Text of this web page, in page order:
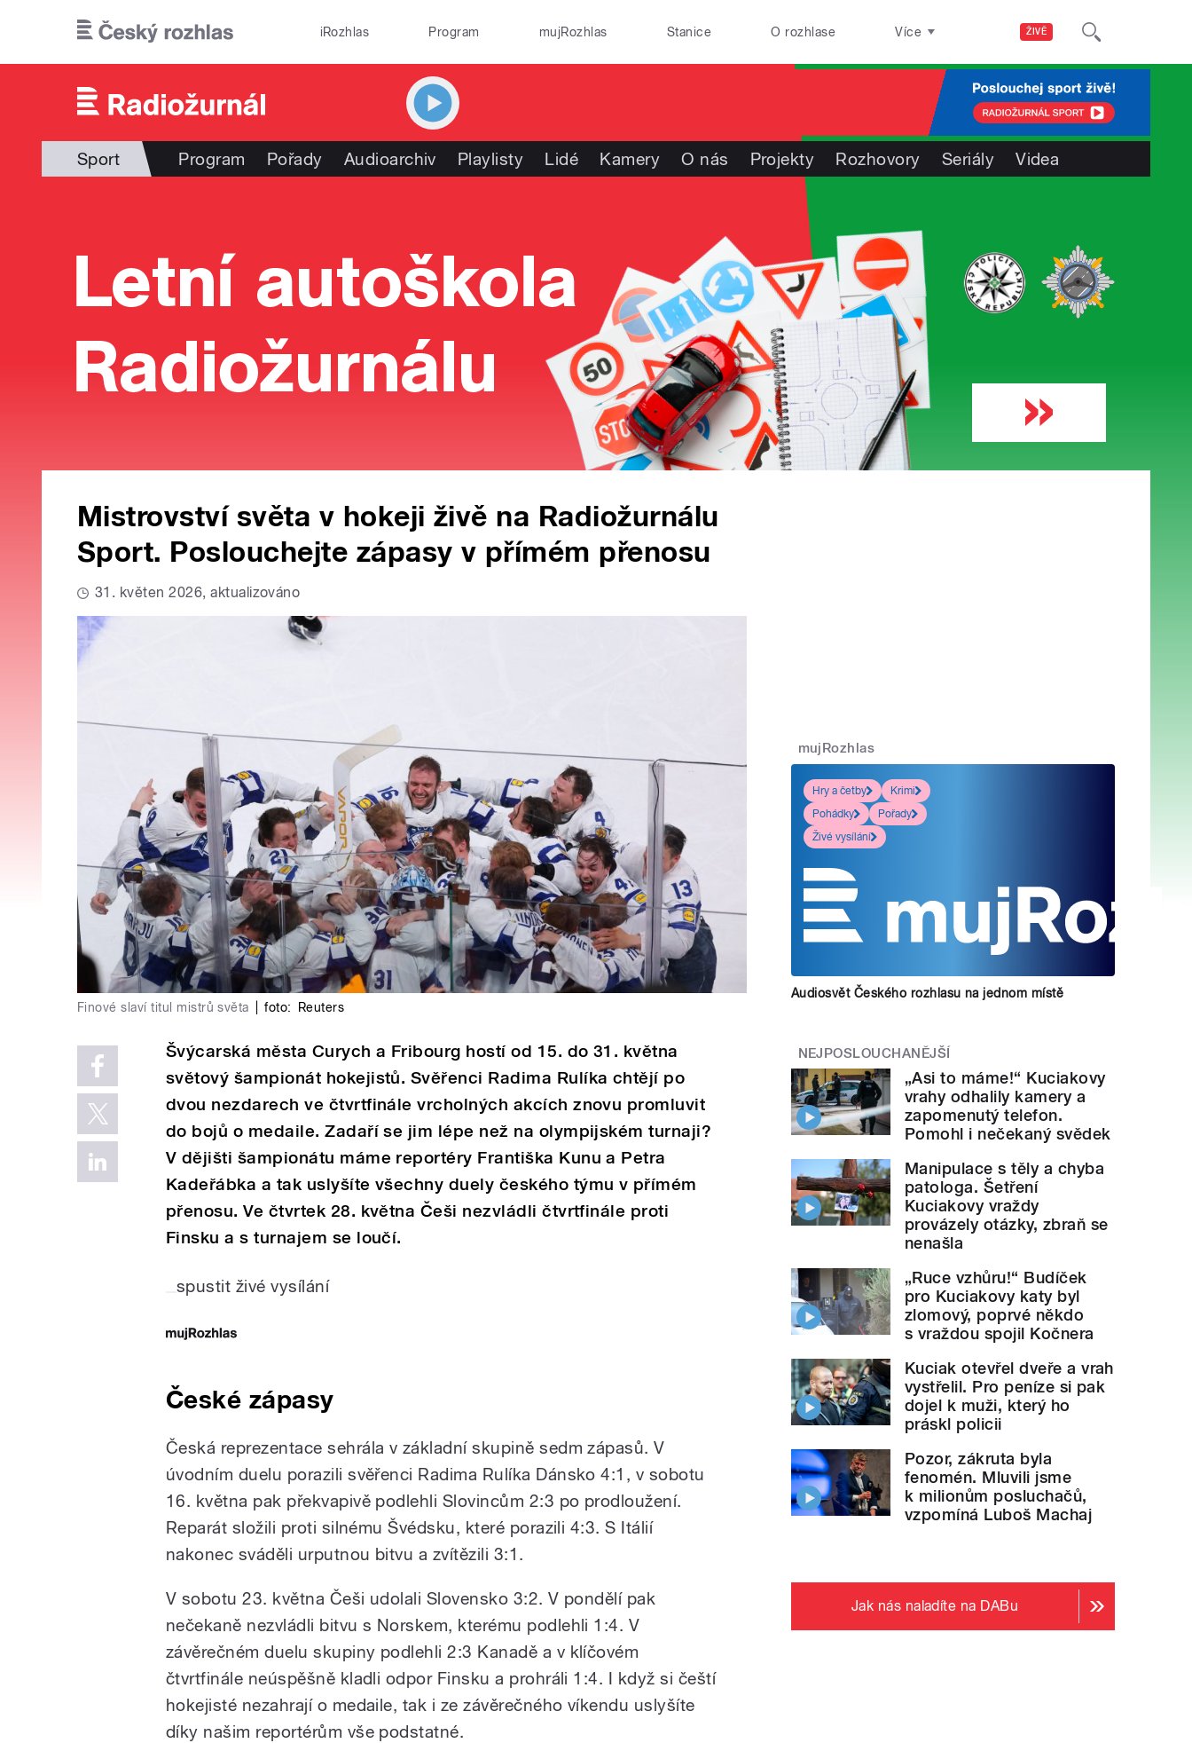
ŽIVĚ
iRozhlas Program mujRozhlas Stanice O rozhlase Více
Sport Program Pořady Audioarchiv Playlisty Lidé Kamery O nás Projekty Rozhovory Seriály Videa
Mistrovství světa v hokeji živě na Radiožurnálu
Sport. Poslouchejte zápasy v přímém přenosu
31. květen 2026, aktualizováno
Finové slaví titul mistrů světa foto: Reuters
Švýcarská města Curych a Fribourg hostí od 15. do 31. května
světový šampionát hokejistů. Svěřenci Radima Rulíka chtějí po
dvou nezdarech ve čtvrtfinále vrcholných akcích znovu promluvit
do bojů o medaile. Zadaří se jim lépe než na olympijském turnaji?
V dějišti šampionátu máme reportéry Františka Kunu a Petra
Kadeřábka a tak uslyšíte všechny duely českého týmu v přímém
přenosu. Ve čtvrtek 28. května Češi nezvládli čtvrtfinále proti
Finsku a s turnajem se loučí.
spustit živé vysílání
České zápasy
Česká reprezentace sehrála v základní skupině sedm zápasů. V
úvodním duelu porazili svěřenci Radima Rulíka Dánsko 4:1, v sobotu
16. května pak překvapivě podlehli Slovincům 2:3 po prodloužení.
Reparát složili proti silnému Švédsku, které porazili 4:3. S Itálií
nakonec sváděli urputnou bitvu a zvítězili 3:1.
V sobotu 23. května Češi udolali Slovensko 3:2. V pondělí pak
nečekaně nezvládli bitvu s Norskem, kterému podlehli 1:4. V
závěrečném duelu skupiny podlehli 2:3 Kanadě a v klíčovém
čtvrtfinále neúspěšně kladli odpor Finsku a prohráli 1:4. I když si čeští
hokejisté nezahrají o medaile, tak i ze závěrečného víkendu uslyšíte
díky našim reportérům vše podstatné.
mujRozhlas
Hry a četby
Krimi
Pohádky
Pořady
Živé vysílání
Audiosvět Českého rozhlasu na jednom místě
NEJPOSLOUCHANĚJŠÍ
„Asi to máme!“ Kuciakovy
vrahy odhalily kamery a
zapomenutý telefon.
Pomohl i nečekaný svědek
Manipulace s těly a chyba
patologa. Šetření
Kuciakovy vraždy
provázely otázky, zbraň se
nenašla
„Ruce vzhůru!“ Budíček
pro Kuciakovy katy byl
zlomový, poprvé někdo
s vraždou spojil Kočnera
Kuciak otevřel dveře a vrah
vystřelil. Pro peníze si pak
dojel k muži, který ho
práskl policii
Pozor, zákruta byla
fenomén. Mluvili jsme
k milionům posluchačů,
vzpomíná Luboš Machaj
Jak nás naladíte na DABu